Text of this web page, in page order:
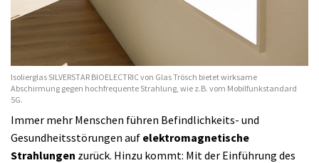
Isolierglas SILVERSTAR BIOELECTRIC von Glas Trösch bietet wirksame
Abschirmung gegen hochfrequente Strahlung, wie z.B. vom Mobilfunkstandard
5G.
Immer mehr Menschen führen Befindlichkeits- und
Gesundheitsstörungen auf elektromagnetische
Strahlungen zurück. Hinzu kommt: Mit der Einführung des